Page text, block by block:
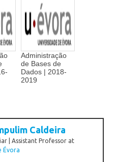
Administração
de Bases de
Dados | 2018-
2019
Caldeira
| Assistant Professor at
Évora